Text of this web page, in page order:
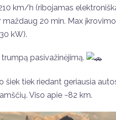
km/h (ribojamas
20 min. Max
kW).
pasivažinėjimą.
šiek tiek riedant geriausia
Viso apie ~82 km.